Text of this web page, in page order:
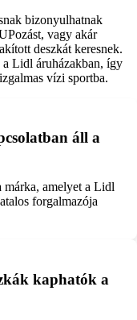
bizonyulhatnak
vagy akár
deszkát keresnek.
Lidl áruházakban, így
vízi sportba.
áll a
márka, amelyet a Lidl
forgalmazója
kaphatók a